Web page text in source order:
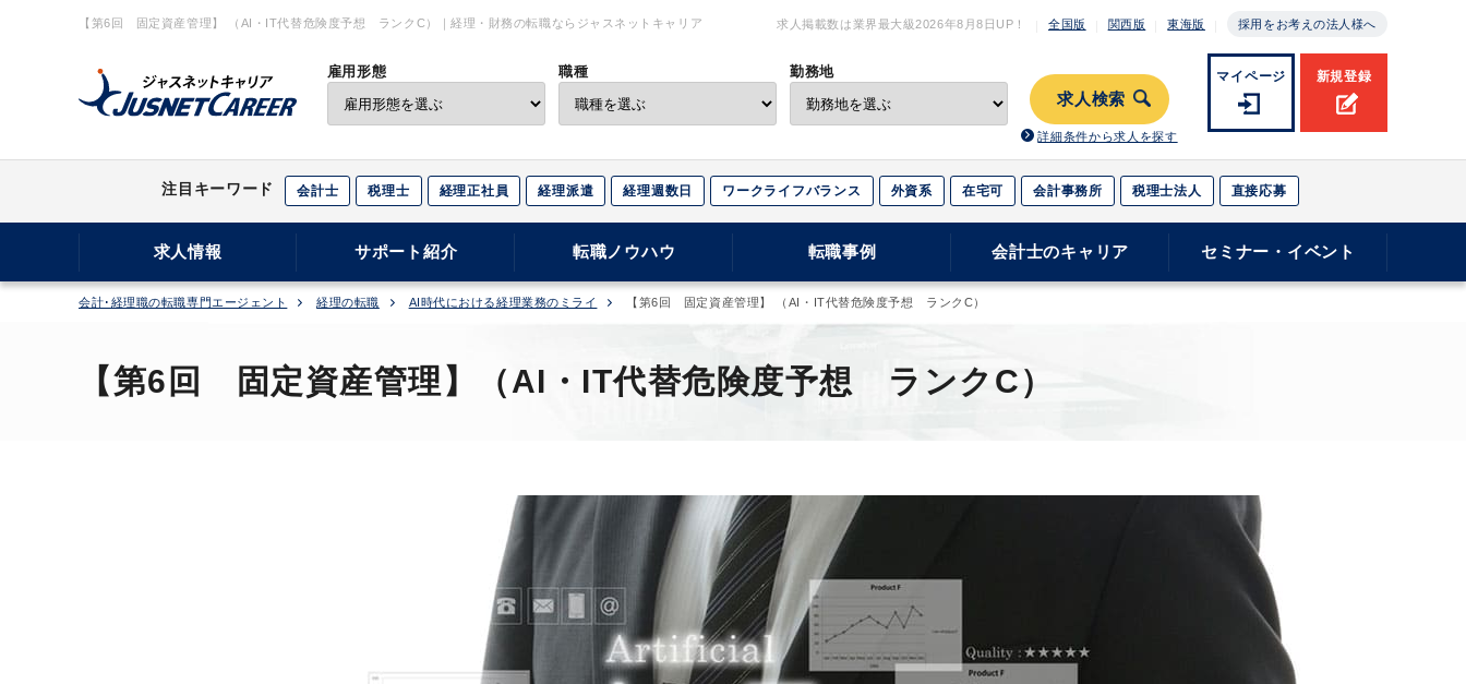
【第6回 固定資産管理】 （AI・IT代替危険度予想 ランクC）｜経理・財務の転職ならジャスネットキャリア 求人掲載数は業界最大級2026年8月8日 UP！ 全国版 関西版 東海版 採用をお考えの法人様へ
雇用形態 職種 勤務地
求人検索
詳細条件から求人を探す
マイページ 新規登録
注目キーワード 会計士 税理士 経理正社員 経理派遣 経理週数日 ワークライフバランス 外資系 在宅可 会計事務所 税理士法人 直接応募
求人情報 サポート紹介 転職ノウハウ 転職事例 会計士のキャリア セミナー・イベント
会計･経理職の転職専門エージェント 経理の転職 AI時代における経理業務のミライ 【第6回 固定資産管理】 （AI・IT代替危険度予想 ランクC）
【第6回 固定資産管理】（AI・IT代替危険度予想 ランクC）